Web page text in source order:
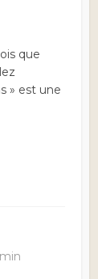
que
» est une